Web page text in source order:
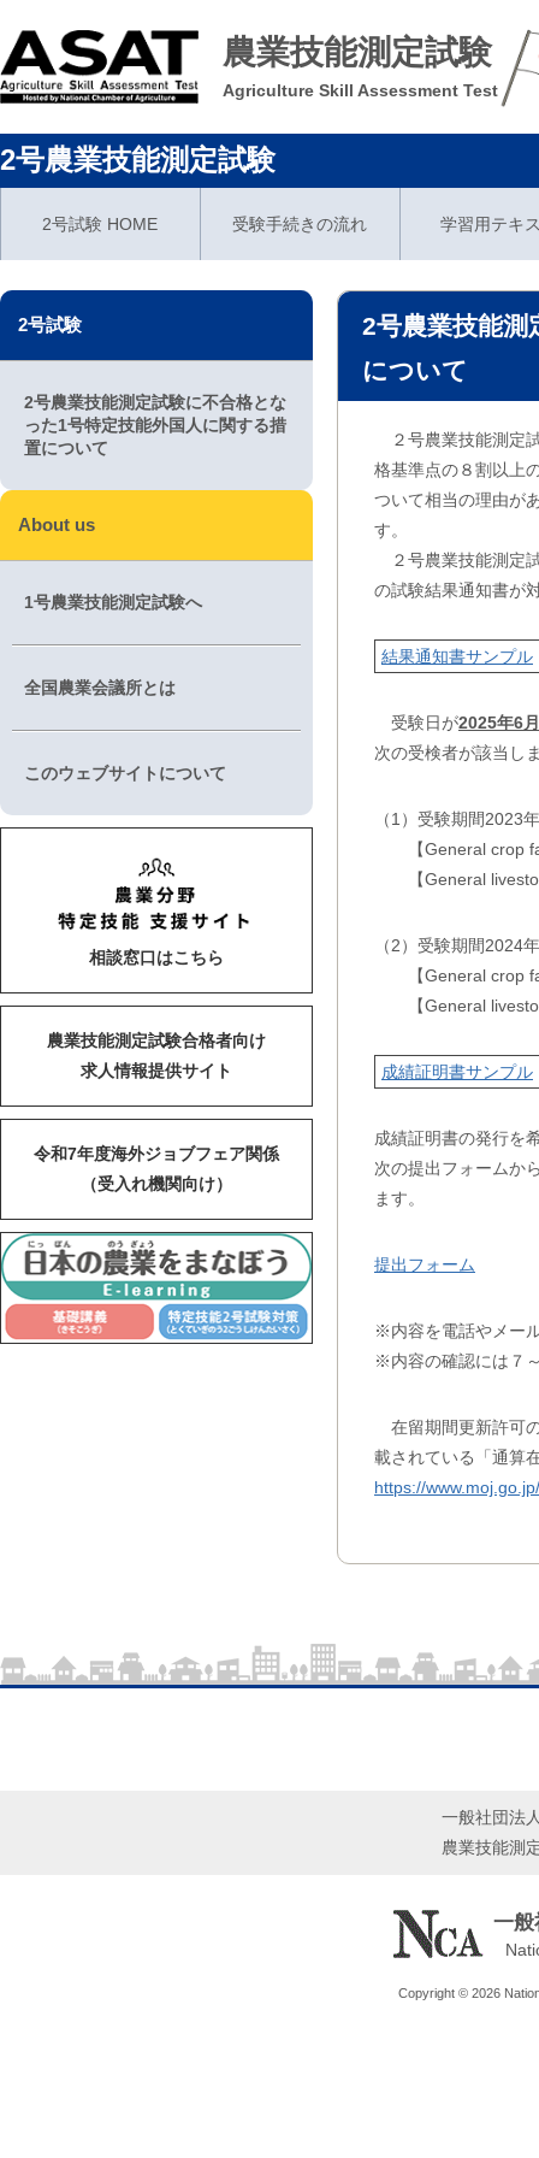
農業技能測定試験
Agriculture Skill Assessment Test
2号農業技能測定試験
2号試験 HOME 受験手続きの流れ 学習用テキ
2号農業技能測
について
２号農業技能測定
格基準点の８割以上
ついて相当の理由が
す。
２号農業技能測定
の試験結果通知書が
結果通知書サンプル
受験日が2025年6
次の受検者が該当し
（1）受験期間2023
【General crop
【General
（2）受験期間2024
【General crop
【General
成績証明書サンプル
成績証明書の発行を
次の提出フォームか
ます。
提出フォーム
※内容を電話やメー
※内容の確認には７
在留期間更新許可
載されている「通算
https://
2号試験
2号農業技能測定試験に不合格とな
った1号特定技能外国人に関する措
置について
About us
1号農業技能測定試験へ
全国農業会議所とは
このウェブサイトについて
相談窓口はこちら
農業技能測定試験合格者向け
求人情報提供サイト
令和7年度海外ジョブフェア関係
（受入れ機関向け）
一般社団法
農業技能測
一般
Copyright © 2026